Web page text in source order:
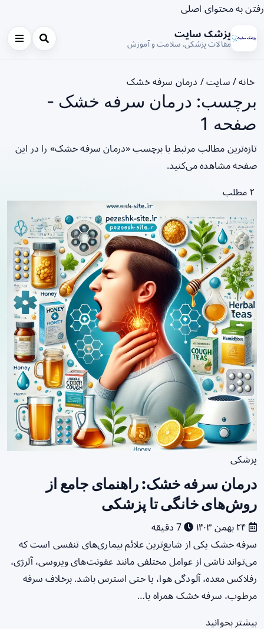
رفتن به محتوای اصلی
پزشک سایت
مقالات پزشکی، سلامت و آموزش
خانه/ سایت/ درمان سرفه خشک
برچسب: درمان سرفه خشک -
صفحه 1
تازه‌ترین مطالب مرتبط با برچسب «درمان سرفه خشک» را در این
صفحه مشاهده می‌کنید.
۲ مطلب
پزشکی
درمان سرفه خشک: راهنمای جامع از
روش‌های خانگی تا پزشکی
7 دقیقه
سرفه خشک یکی از شایع‌ترین علائم بیماری‌های تنفسی است که
می‌تواند ناشی از عوامل مختلفی مانند عفونت‌های ویروسی، آلرژی،
رفلاکس معده، آلودگی هوا، یا حتی استرس باشد. برخلاف سرفه
مرطوب، سرفه خشک همراه با…
بیشتر بخوانید